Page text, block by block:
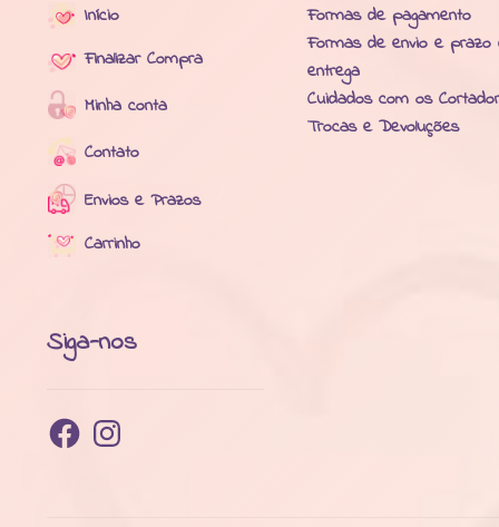
Início
Finalizar Compra
Minha conta
Contato
Envios e Prazos
Carrinho
Siga-nos
FacebookInstagram
Formas de pagamento
Formas de envio e prazo
entrega
Cuidados com os
Trocas e Devoluções